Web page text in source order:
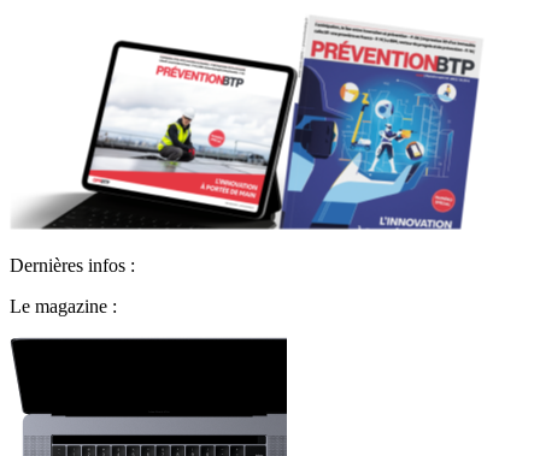
Dernières infos :
Le magazine :